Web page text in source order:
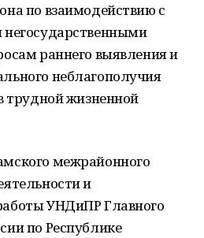
по взаимодействию с
раннего выявления и
неблагополучия
трудной жизненной
межрайонного
и
УНДиПР Главного
по Республике